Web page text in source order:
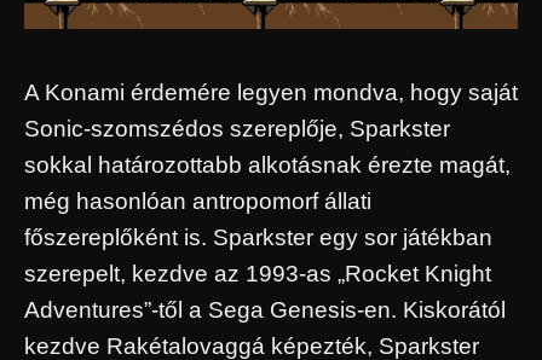
A Konami érdemére legyen mondva, hogy saját
Sonic-szomszédos szereplője, Sparkster
sokkal határozottabb alkotásnak érezte magát,
még hasonlóan antropomorf állati
főszereplőként is. Sparkster egy sor játékban
szerepelt, kezdve az 1993-as „Rocket Knight
Adventures”-től a Sega Genesis-en. Kiskorától
kezdve Rakétalovaggá képezték, Sparkster